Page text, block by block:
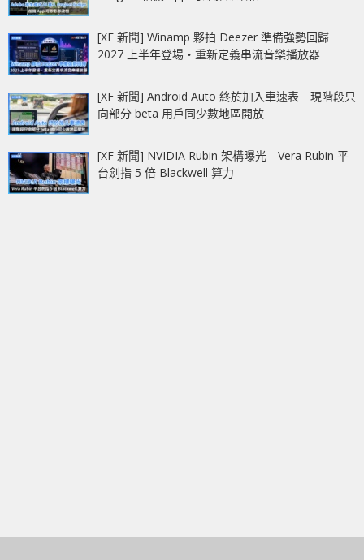
[XF 新聞] Winamp 夥拍 Deezer 準備強勢回歸
2027 上半年登場‧重新定義串流音樂播放器
[XF 新聞] Android Auto 終於加入車速表 現階段只
向部分 beta 用戶同少數地區開放
[XF 新聞] NVIDIA Rubin 架構曝光 Vera Rubin 平
台劍指 5 倍 Blackwell 算力